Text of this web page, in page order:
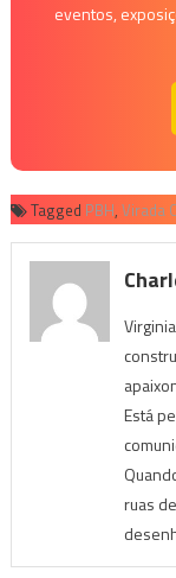
eventos,
Tagged PBH, Virada
Está
ruas